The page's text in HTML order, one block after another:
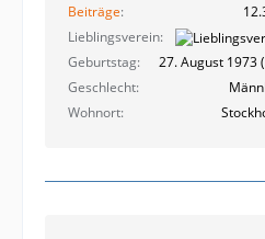
Beiträge
Lieblingsverein
Geburtstag
27. August 1973
Geschlecht
Wohnort